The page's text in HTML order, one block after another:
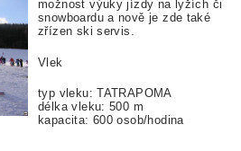
možnost výuky jízdy na lyžích či
snowboardu a nově je zde také
zřízen ski servis.
Vlek
typ vleku: TATRAPOMA
délka vleku: 500 m
kapacita: 600 osob/hodina